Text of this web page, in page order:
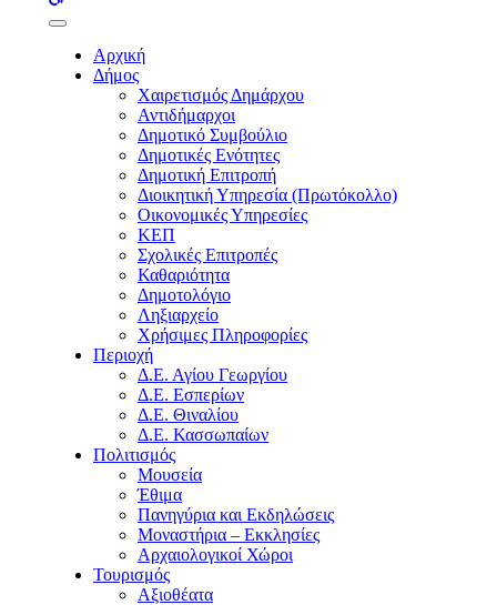
buttons
Αρχική
Δήμος
Χαιρετισμός Δημάρχου
Αντιδήμαρχοι
Δημοτικό Συμβούλιο
Δημοτικές Ενότητες
Δημοτική Επιτροπή
Διοικητική Υπηρεσία (Πρωτόκολλο)
Οικονομικές Υπηρεσίες
ΚΕΠ
Σχολικές Επιτροπές
Καθαριότητα
Δημοτολόγιο
Ληξιαρχείο
Χρήσιμες Πληροφορίες
Περιοχή
Δ.Ε. Αγίου Γεωργίου
Δ.Ε. Εσπερίων
Δ.Ε. Θιναλίου
Δ.Ε. Κασσωπαίων
Πολιτισμός
Μουσεία
Έθιμα
Πανηγύρια και Εκδηλώσεις
Μοναστήρια – Εκκλησίες
Αρχαιολογικοί Χώροι
Τουρισμός
Αξιοθέατα